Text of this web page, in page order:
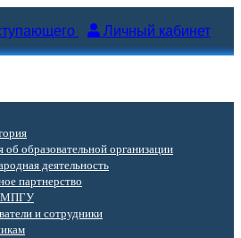
Личный кабинет
об образовательной организации
деятельность
партнерство
МПГУ
и сотрудники